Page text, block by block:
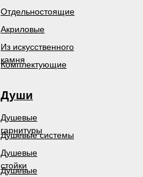
Души
Душевые
гарнитуры
Душевые системы
Из искусственного
камня
Душевые
стойки
Душевые
Акриловые
Отдельностоящие
Комплектующие